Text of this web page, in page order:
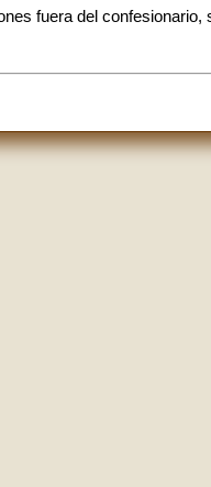
fuera del confesionario,